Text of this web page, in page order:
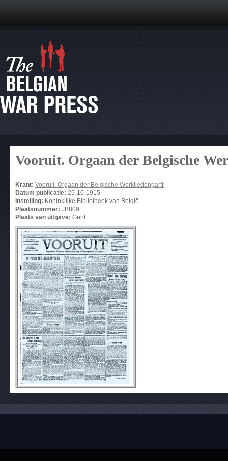
Vooruit. Orgaan der Belgische
Krant: Vooruit. Orgaan der Belgische Werkliedenpartij
Datum publicatie: 25-10-1915
Instelling: Koninklijke Bibliotheek van België
Plaatsnummer: JB809
Plaats van uitgave: Gent